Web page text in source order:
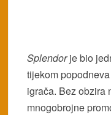
Splendorje bio
tijekom
igrača. Bez obzira
mnogobrojne